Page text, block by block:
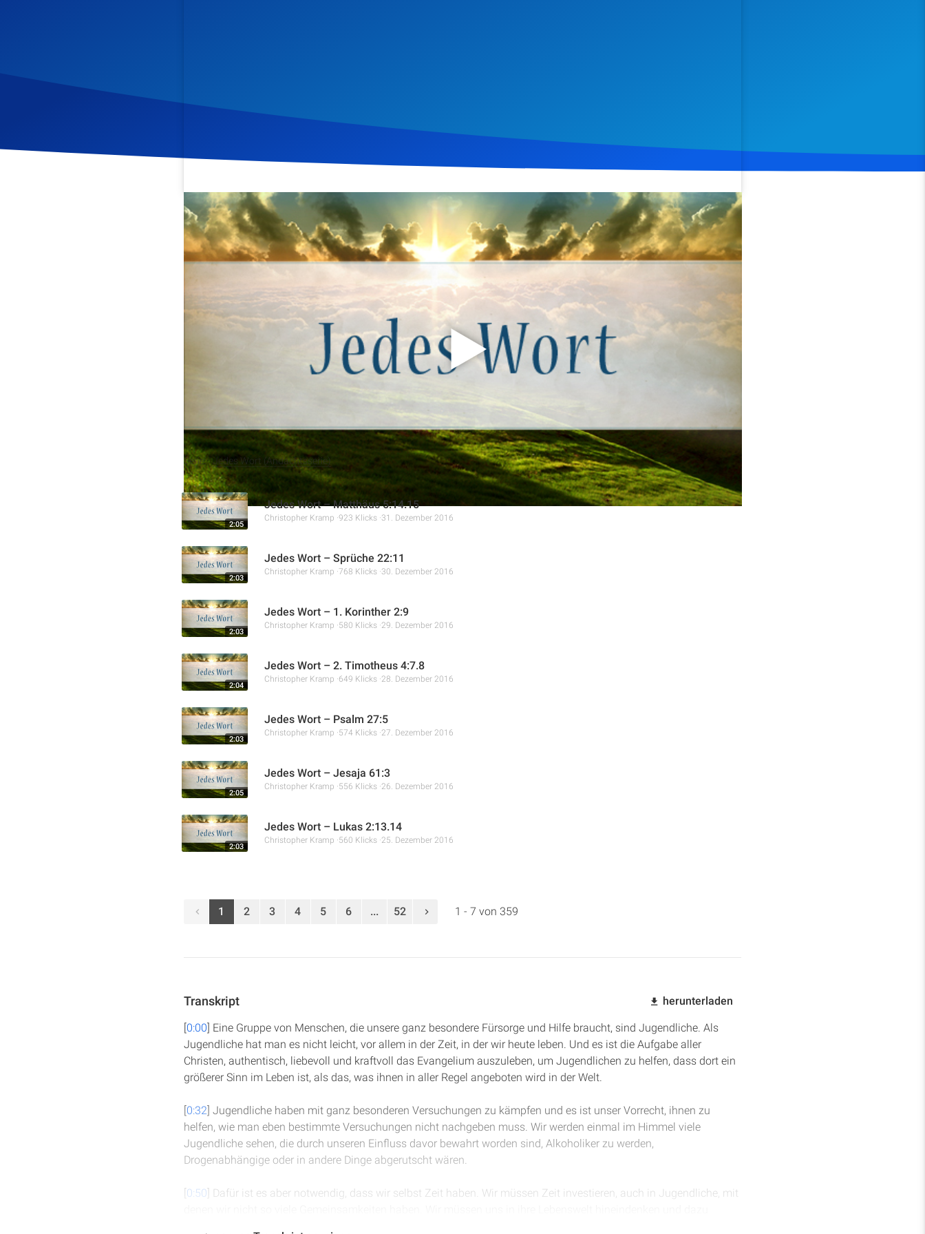
Veröffentlicht am 21. August 2016 681 Download Teilen
In dieser Andacht wird die besondere Fürsorge und Hilfe beleuchtet, die Jugendliche benötigen. Christopher Kramp
betont die Verantwortung von Christen, das Evangelium authentisch zu leben, um Jugendlichen einen tieferen Sinn
im Leben zu vermitteln und sie vor Versuchungen zu bewahren. Es wird darauf hingewiesen, dass Zeitinvestition
und Verzicht notwendig sind, um für andere da zu sein, und dass diese Bemühungen im Sinne von
Matthäus 25
Weitere Aufnahmen
Serie: Jedes Wort (Andachtsserie)
2:05
Jedes Wort – Matthäus 5:14.15
Christopher Kramp 923 Klicks 31. Dezember 2016
2:03
Jedes Wort – Sprüche 22:11
Christopher Kramp 768 Klicks 30. Dezember 2016
2:03
Jedes Wort – 1. Korinther 2:9
Christopher Kramp 580 Klicks 29. Dezember 2016
2:04
Jedes Wort – 2. Timotheus 4:7.8
Christopher Kramp 649 Klicks 28. Dezember 2016
2:03
Jedes Wort – Psalm 27:5
Christopher Kramp 574 Klicks 27. Dezember 2016
2:05
Jedes Wort – Jesaja 61:3
Christopher Kramp 556 Klicks 26. Dezember 2016
2:03
Jedes Wort – Lukas 2:13.14
Christopher Kramp 560 Klicks 25. Dezember 2016
1 2 3 4 5 6 ... 52 1 - 7 von 359
Transkript herunterladen
[0:00] Eine Gruppe von Menschen, die unsere ganz besondere Fürsorge und Hilfe braucht, sind Jugendliche. Als
Jugendliche hat man es nicht leicht, vor allem in der Zeit, in der wir heute leben. Und es ist die Aufgabe aller
Christen, authentisch, liebevoll und kraftvoll das Evangelium auszuleben, um Jugendlichen zu helfen, dass dort ein
größerer Sinn im Leben ist, als das, was ihnen in aller Regel angeboten wird in der Welt.
[0:32] Jugendliche haben mit ganz besonderen Versuchungen zu kämpfen und es ist unser Vorrecht, ihnen zu
helfen, wie man eben bestimmte Versuchungen nicht nachgeben muss. Wir werden einmal im Himmel viele
Jugendliche sehen, die durch unseren Einfluss davor bewahrt worden sind, Alkoholiker zu werden,
Drogenabhängige oder in andere Dinge abgerutscht wären.
[0:50] Dafür ist es aber notwendig, dass wir selbst Zeit haben. Wir müssen Zeit investieren, auch in Jugendliche, mit